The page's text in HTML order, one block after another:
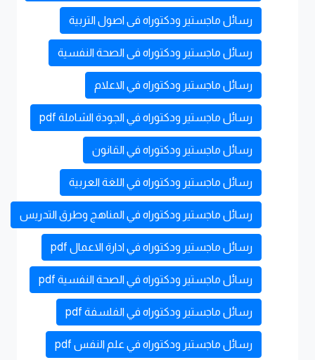
رسائل ماجستير ودكتوراه فى اصول التربية
رسائل ماجستير ودكتوراه فى الصحة النفسية
رسائل ماجستير ودكتوراه في الاعلام
رسائل ماجستير ودكتوراه في الجودة الشاملة pdf
رسائل ماجستير ودكتوراه في القانون
رسائل ماجستير ودكتوراه في اللغة العربية
رسائل ماجستير ودكتوراه في المناهج وطرق التدريس
رسائل ماجستير ودكتوراه في ادارة الاعمال pdf
رسائل ماجستير ودكتوراه في الصحة النفسية pdf
رسائل ماجستير ودكتوراه في الفلسفة pdf
رسائل ماجستير ودكتوراه في علم النفس pdf